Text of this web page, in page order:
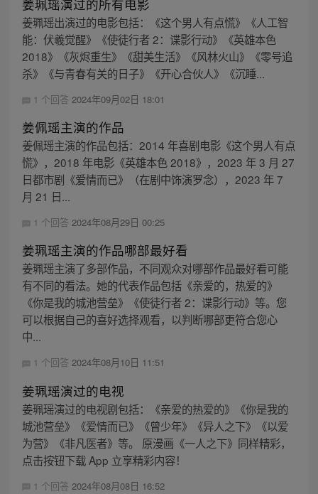
姜珮瑶演过的所有电影
姜珮瑶出演过的电影包括：《这个男人有点慌》《人工智
能：伏羲觉醒》《使徒行者 2：谍影行动》《英雄本色
2018》《灰烬重生》《甜美生活》《风林火山》《零号追
杀》《与青春有关的日子》《开心合伙人》《沉睡...
1 个回答 2024年09月02日 18:01
姜佩瑶主演的作品
姜佩瑶主演的作品包括：2014 年喜剧电影《这个男人有点
慌》，2018 年电影《英雄本色 2018》，2023 年 3 月 27
日都市剧《爱情而已》（在剧中饰演罗念），2023 年 7
月 21 日...
1 个回答 2024年08月29日 00:25
姜珮瑶主演的作品哪部最好看
姜珮瑶主演了多部作品，不同观众对哪部作品最好看可能
有不同的看法。她的代表作品包括《亲爱的，热爱的》
《你是我的城池营垒》《使徒行者 2：谍影行动》等。您
可以根据自己的喜好选择观看，以判断哪部更符合您心
中...
1 个回答 2024年08月10日 11:51
姜珮瑶演过的电视
姜珮瑶演过的电视剧包括：《亲爱的热爱的》《你是我的
城池营垒》《爱情而已》《曾少年》《异人之下》《以爱
为营》《非凡医者》等。 原漫画《一人之下》同样精彩，
点击按钮下载 App 立享精彩内容！
1 个回答 2024年08月08日 16:52